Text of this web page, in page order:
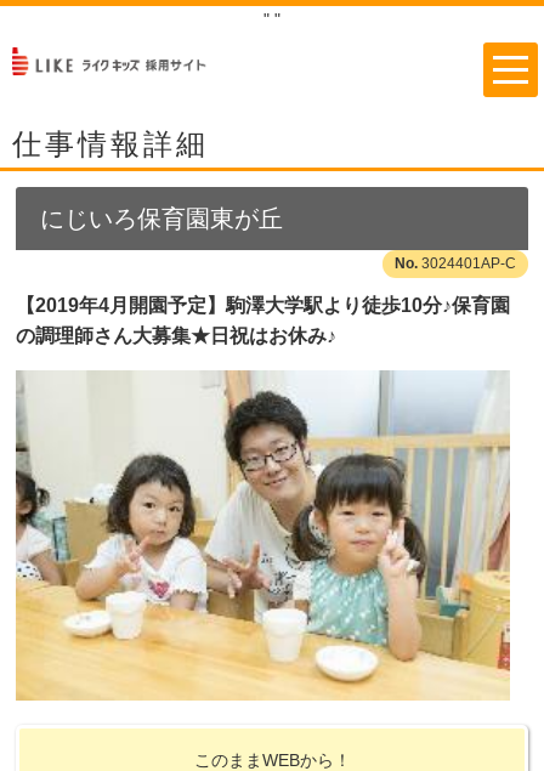
" "
仕事情報詳細
にじいろ保育園東が丘
3024401AP-C
【2019年4月開園予定】駒澤大学駅より徒歩10分♪保育園
の調理師さん大募集★日祝はお休み♪
このままWEBから！